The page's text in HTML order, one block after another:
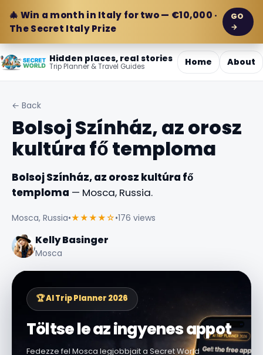
🎄 Win a month in Italy for two — €10,000 ·
The Secret Italy Prize
GO
→
Hidden places, real stories
Trip Planner & Travel Guides Home About
← Back
Bolsoj Színház, az orosz
kultúra fő temploma
Bolsoj Színház, az orosz kultúra fő
temploma — Mosca, Russia.
Mosca, Russia•★★★★☆•176 views
Kelly Basinger
Mosca
🏆 AI Trip Planner 2026
Töltse le az ingyenes appot
Fedezze fel Mosca legjobbjait a Secret World